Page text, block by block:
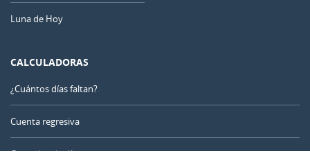
Luna de Hoy
CALCULADORAS
¿Cuántos días faltan?
Cuenta regresiva
Contador de días